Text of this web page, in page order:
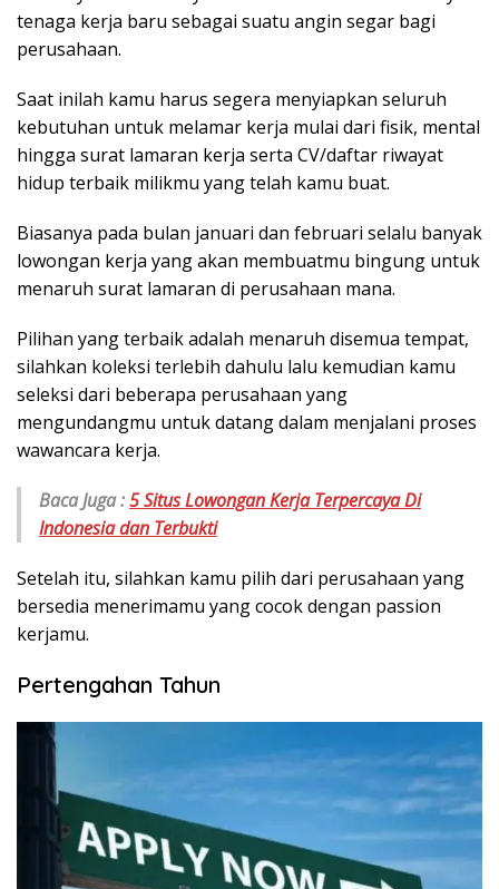
tenaga kerja baru sebagai suatu angin segar bagi
perusahaan.
Saat inilah kamu harus segera menyiapkan seluruh
kebutuhan untuk melamar kerja mulai dari fisik, mental
hingga surat lamaran kerja serta CV/daftar riwayat
hidup terbaik milikmu yang telah kamu buat.
Biasanya pada bulan januari dan februari selalu banyak
lowongan kerja yang akan membuatmu bingung untuk
menaruh surat lamaran di perusahaan mana.
Pilihan yang terbaik adalah menaruh disemua tempat,
silahkan koleksi terlebih dahulu lalu kemudian kamu
seleksi dari beberapa perusahaan yang
mengundangmu untuk datang dalam menjalani proses
wawancara kerja.
Baca Juga :5 Situs Lowongan Kerja Terpercaya Di
Indonesia dan Terbukti
Setelah itu, silahkan kamu pilih dari perusahaan yang
bersedia menerimamu yang cocok dengan passion
kerjamu.
Pertengahan Tahun